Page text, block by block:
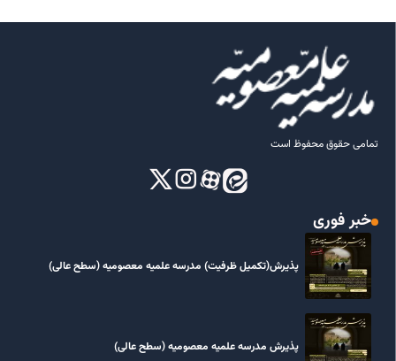
تمامی حقوق محفوظ است
خبر فوری
پذیرش(تکمیل ظرفیت) مدرسه علمیه معصومیه‌ (سطح عالی)
پذیرش مدرسه علمیه معصومیه‌ (سطح عالی)